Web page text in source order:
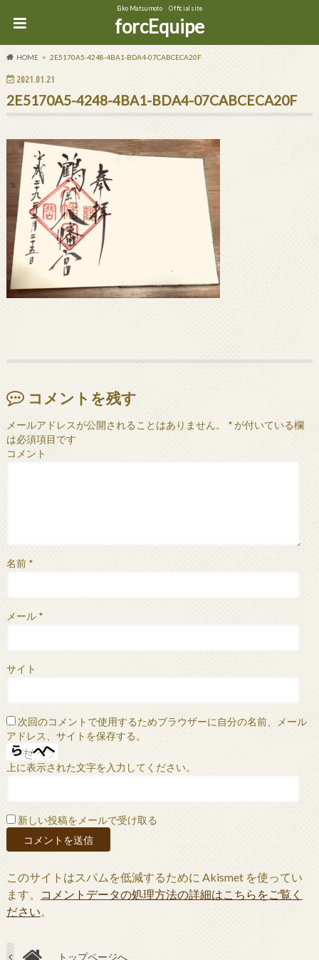
Eiko Matsumoto Official site
forcEquipe
HOME 2E5170A5-4248-4BA1-BDA4-07CABCECA20F
2021.01.21
2E5170A5-4248-4BA1-BDA4-07CABCECA20F
コメントを残す
メールアドレスが公開されることはありません。 *が付いている欄
は必須項目です
コメント
名前 *
メール *
サイト
次回のコメントで使用するためブラウザーに自分の名前、メール
アドレス、サイトを保存する。
上に表示された文字を入力してください。
新しい投稿をメールで受け取る
このサイトはスパムを低減するために Akismet を使ってい
ます。
コメントデータの処理方法の詳細はこちらをご覧く
ださい。
トップページへ